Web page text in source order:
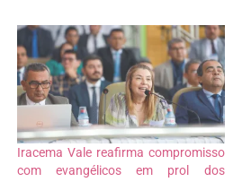
Iracema Vale reafirma compromisso
com evangélicos em prol dos